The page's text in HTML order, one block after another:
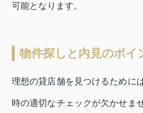
可能となります。
物件探しと内見のポイ
理想の貸店舗を見つけるために
時の適切なチェックが欠かせま